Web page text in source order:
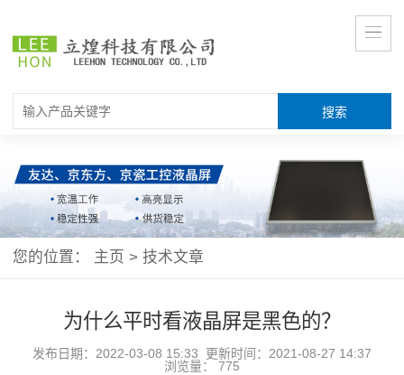
您的位置： 主页 > 技术文章
为什么平时看液晶屏是黑色的？
发布日期：2022-03-08 15:33 更新时间：2021-08-27 14:37
浏览量： 775